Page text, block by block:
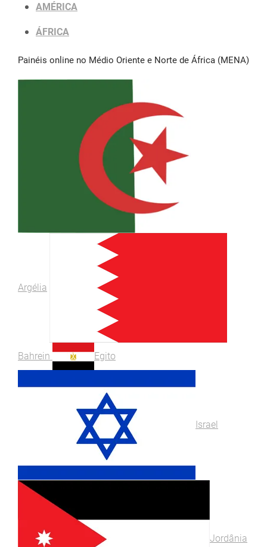
AMÉRICA
ÁFRICA
Painéis online no Médio Oriente e Norte de África (MENA)
Argélia
Bahrein Egito
Israel
Jordânia